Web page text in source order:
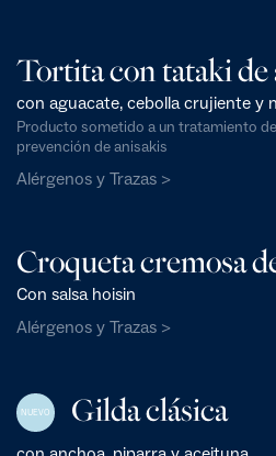
Tortita con tataki de
con aguacate, cebolla crujiente y
Producto sometido a un tratamiento
prevención de anisakis
Alérgenos y Trazas >
Croqueta cremosa
Con salsa hoisin
Alérgenos y Trazas >
NUEVO Gilda clásica